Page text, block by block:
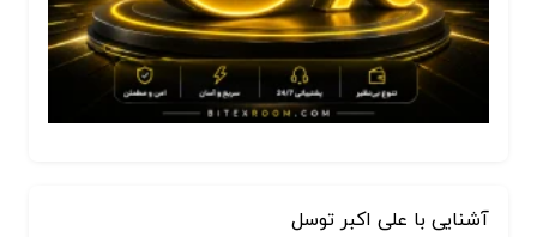
آشنایی با علی اکبر توسل